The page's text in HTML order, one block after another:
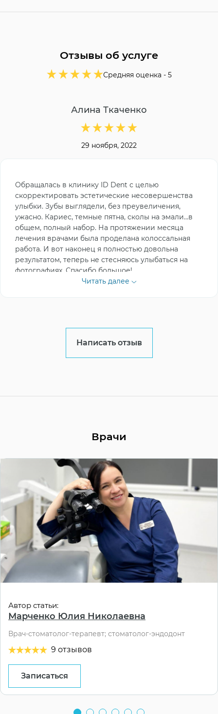
Отзывы об услуге
Средняя оценка - 5
Алина Ткаченко
29 ноября, 2022
Обращалась в клинику ID Dent с целью
скорректировать эстетические несовершенства
улыбки. Зубы выглядели, без преувеличения,
ужасно. Кариес, темные пятна, сколы на эмали…в
общем, полный набор. На протяжении месяца
лечения врачами была проделана колоссальная
работа. И вот наконец я полностью довольна
результатом, теперь не стесняюсь улыбаться на
фотографиях. Спасибо большое!
Читать далее
Написать отзыв
Врачи
Автор статьи:
Марченко Юлия Николаевна
Врач-стоматолог-терапевт; стоматолог-эндодонт
9 отзывов
Записаться